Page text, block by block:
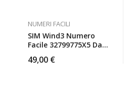
NUMERI FACILI
SIM Wind3 Numero
Facile 32799775X5 Da
49,00 €